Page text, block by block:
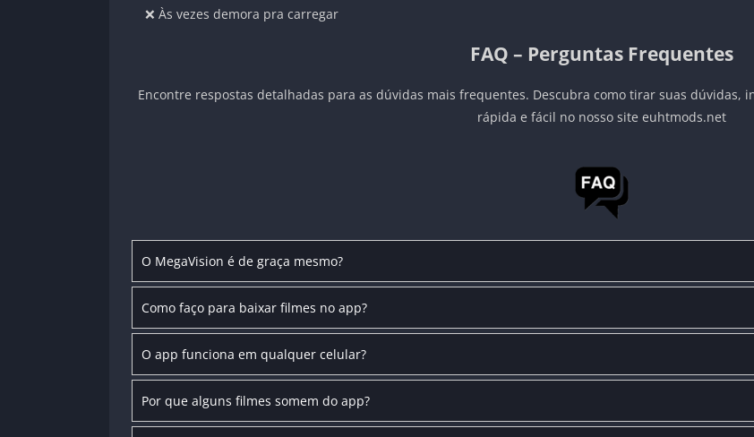
❌ Às vezes demora pra carregar
FAQ – Perguntas Frequentes
Encontre respostas detalhadas para as dúvidas mais frequentes. Descubra como tirar suas dúvidas,
rápida e fácil no nosso site euhtmods.net
O MegaVision é de graça mesmo?
Como faço para baixar filmes no app?
O app funciona em qualquer celular?
Por que alguns filmes somem do app?